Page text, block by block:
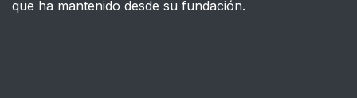
que ha mantenido desde su fundación.